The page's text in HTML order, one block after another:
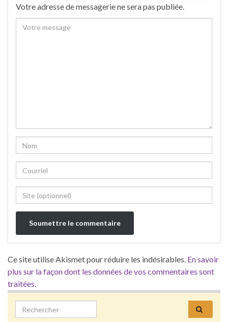
Votre adresse de messagerie ne sera pas publiée.
Ce site utilise Akismet pour réduire les indésirables. En savoir
plus sur la façon dont les données de vos commentaires sont
traitées.
Search for: